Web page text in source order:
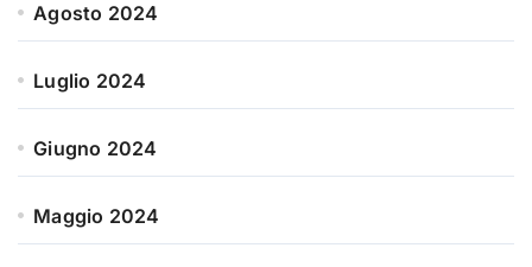
Agosto 2024
Luglio 2024
Giugno 2024
Maggio 2024